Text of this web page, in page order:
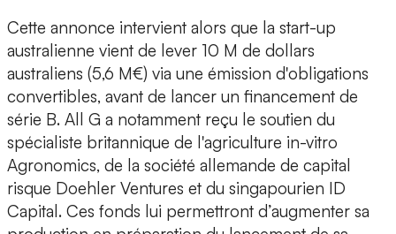
Cette annonce intervient alors que la start-up
australienne vient de lever 10 M de dollars
australiens (5,6 M€) via une émission d'obligations
convertibles, avant de lancer un financement de
série B. All G a notamment reçu le soutien du
spécialiste britannique de l'agriculture in-vitro
Agronomics, de la société allemande de capital
risque Doehler Ventures et du singapourien ID
Capital. Ces fonds lui permettront d’augmenter sa